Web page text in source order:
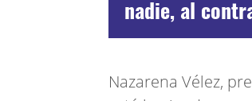
nadie, al
Nazarena Vélez,